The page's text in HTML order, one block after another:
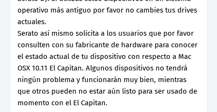
operativo más antiguo por favor no cambies tus drives
actuales.
Serato así mismo solicita a los usuarios que por favor
consulten con su fabricante de hardware para conocer
el estado actual de tu dispositivo con respecto a Mac
OSX 10.11 El Capitan. Algunos dispositivos no tendrá
ningún problema y funcionarán muy bien, mientras
que otros pueden no estar aún listo para ser usado de
momento con el El Capitan.